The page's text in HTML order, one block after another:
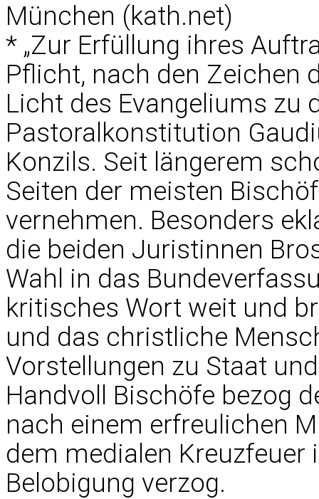
München (kath.net)
* „Zur Erfüllung ihres
Pflicht, nach den Zeichen
Licht des Evangeliums zu
Pastoralkonstitution
Konzils. Seit längerem
Seiten der meisten
vernehmen. Besonders
die beiden Juristinnen
Wahl in das
kritisches Wort weit und
und das christliche
Vorstellungen zu Staat
Handvoll Bischöfe bezog
nach einem erfreulichen
dem medialen
Belobigung verzog.